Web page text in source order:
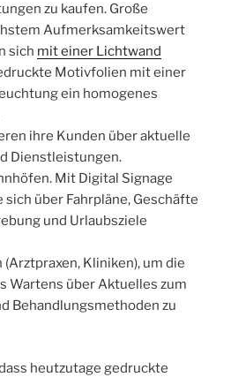
zu kaufen. Große
Aufmerksamkeitswert
sich mit einer Lichtwand
Motivfolien mit einer
ein homogenes
ihre Kunden über aktuelle
Dienstleistungen.
Mit Digital Signage
sich über Fahrpläne, Geschäfte
und Urlaubsziele
Kliniken), um die
Wartens über Aktuelles zum
Behandlungsmethoden zu
heutzutage gedruckte